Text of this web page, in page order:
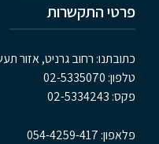
פרטי התקשרות
כתובתנו: רחוב גרניט, אזור
טלפון: 02-5335070
פקס: 02-5334243
פלאפון: 054-4259-417